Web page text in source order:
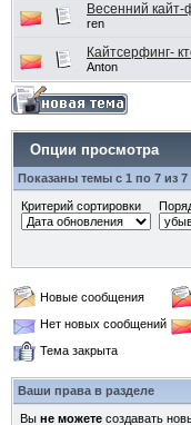
Весенний
ren
Кайтсерфинг-
Anton
Опции просмотра
Показаны темы с 1 по 7 из 7
Критерий сортировки
Новые сообщения
Нет новых сообщений
Тема закрыта
Ваши права в разделе
Вы не можете создавать